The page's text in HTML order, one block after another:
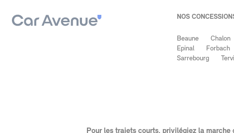
NOS
Beaune Chalon
Epinal
Forbach
Sarrebourg
Pour les trajets courts, privilégiez la